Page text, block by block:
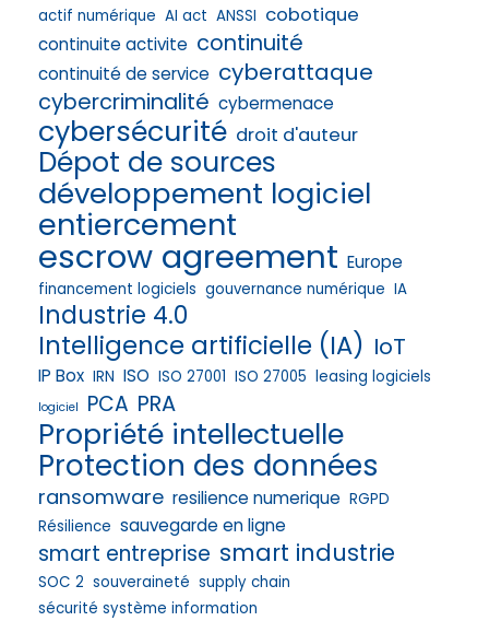
actif numérique AI act ANSSI cobotique
continuite activite continuité
continuité de service cyberattaque
cybercriminalité cybermenace
cybersécurité droit d'auteur
Dépot de sources
développement logiciel
entiercement
escrow agreement Europe
financement logiciels gouvernance numérique IA
Industrie 4.0
Intelligence artificielle (IA) IoT
IP Box IRN ISO ISO 27001 ISO 27005 leasing logiciels
logiciel PCA PRA
Propriété intellectuelle
Protection des données
ransomware resilience numerique RGPD
Résilience sauvegarde en ligne
smart entreprise smart industrie
SOC 2 souveraineté supply chain
sécurité système information